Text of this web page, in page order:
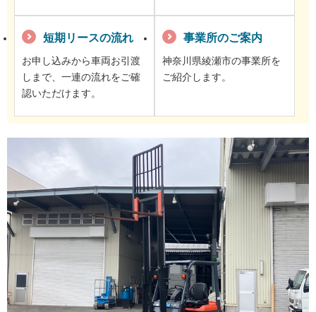
短期リースの流れ
お申し込みから車両お引渡
しまで、一連の流れをご確
認いただけます。
事業所のご案内
神奈川県綾瀬市の事業所を
ご紹介します。